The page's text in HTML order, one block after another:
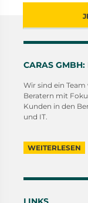
CARAS
Wir sind ein
Beratern mit
Kunden in den
und IT.
WEITERLESEN